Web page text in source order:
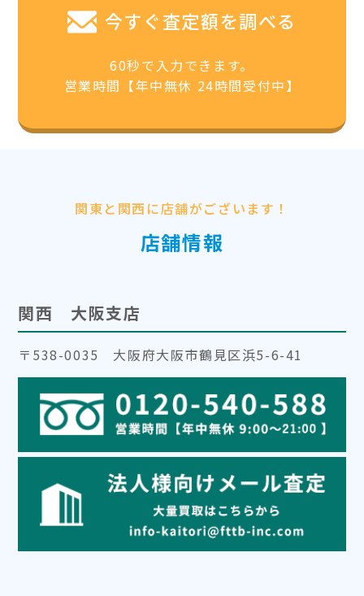
今すぐ査定額を調べる
60秒で入力できます。
営業時間【年中無休 24時間受付中】
関東と関西に店舗がございます！
店舗情報
関西 大阪支店
〒538-0035 大阪府大阪市鶴見区浜5-6-41